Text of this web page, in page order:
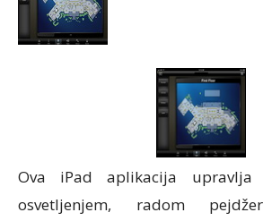
Ova iPad aplikacija upravlja
osvetljenjem, radom